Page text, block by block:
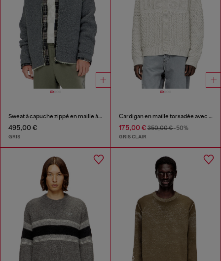
Sweat à capuche zippé en maille à double texture
495,00 €
GRIS
Cardigan en maille torsadée avec logo Diesel
175,00 €350,00 €-50%
GRIS CLAIR